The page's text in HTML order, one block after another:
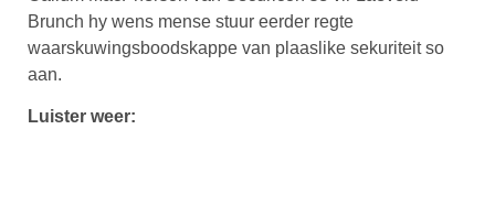
Brunch hy wens mense stuur eerder regte
waarskuwingsboodskappe van plaaslike sekuriteit so
aan.
Luister weer: